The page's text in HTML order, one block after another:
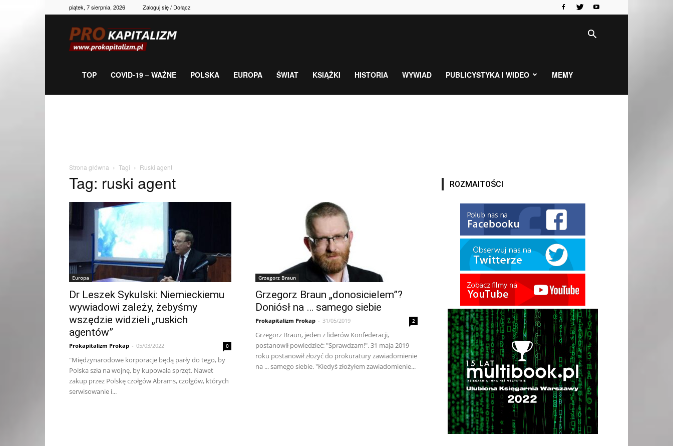
piątek, 7 sierpnia, 2026 Zaloguj się / Dołącz
gospodarka,
TOP COVID-19 – WAŻNE POLSKA EUROPA ŚWIAT KSIĄŻKI HISTORIA WYWIAD PUBLICYSTYKA I WIDEO MEMY
Strona główna Tagi Ruski agent
Tag: ruski agent
Europa
Dr Leszek Sykulski: Niemieckiemu
wywiadowi zależy, żebyśmy
wszędzie widzieli „ruskich
agentów”
Prokapitalizm Prokap - 05/03/2022 0
"Międzynarodowe korporacje będą parły do tego, by
Polska szła na wojnę, by kupowała sprzęt. Nawet
zakup przez Polskę czołgów Abrams, czołgów, których
serwisowanie i...
Grzegorz Braun
Grzegorz Braun „donosicielem”?
Doniósł na … samego siebie
Prokapitalizm Prokap - 31/05/2019 2
Grzegorz Braun, jeden z liderów Konfederacji,
postanowił powiedzieć: "Sprawdzam!". 31 maja 2019
roku postanowił złożyć do prokuratury zawiadomienie
na ... samego siebie. "Kiedyś złożyłem zawiadomienie...
ROZMAITOŚCI